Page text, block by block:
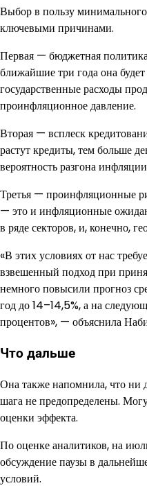
Выбор в пользу
ключевыми причинами.
Первая — бюджетная
ближайшие три года она
государственные расходы
проинфляционное давление.
Вторая — всплеск
растут кредиты, тем больше
вероятность разгона
Третья — проинфляционные
— это и инфляционные
в ряде секторов, и, конечно,
«В этих условиях от нас
взвешенный подход при
немного повысили прогноз
год до 14–14,5%, а на
процентов», — объяснила
Что дальше
Она также напомнила, что ни
шага не предопределены.
оценки эффекта.
По оценке аналитиков, на
обсуждение паузы в
условий.